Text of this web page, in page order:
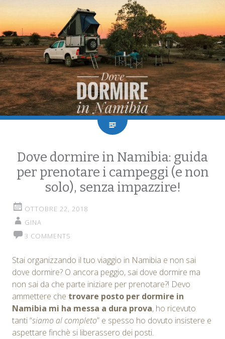
Dove dormire in Namibia: guida
per prenotare i campeggi (e non
solo), senza impazzire!
OTTOBRE 22, 2018
GINA
3 COMMENTS
Stai organizzando il tuo viaggio in Namibia e non sai
dove dormire? O ancora peggio, sai dove dormire ma
non sai da che parte iniziare per prenotare?! Devo
ammettere che trovare posto per dormire in
Namibia mi ha messa a dura prova, ho ricevuto
tanti “siamo al completo” e spesso ho dovuto insistere e
aspettare finchè si liberassero dei posti.